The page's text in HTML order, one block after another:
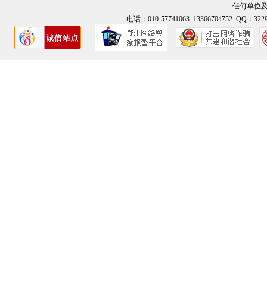
任何单位
电话：010-57741063 13366704752 QQ：